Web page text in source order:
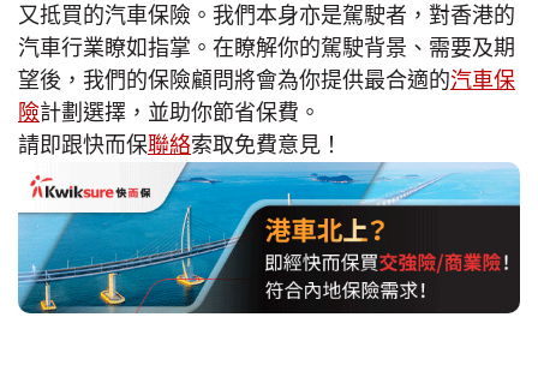
又抵買的汽車保險。我們本身亦是駕駛者，對香港的
汽車行業瞭如指掌。在瞭解你的駕駛背景、需要及期
望後，我們的保險顧問將會為你提供最合適的汽車保
險計劃選擇，並助你節省保費。
請即跟快而保聯絡索取免費意見！